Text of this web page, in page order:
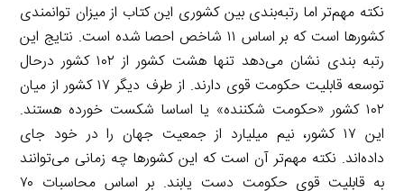
نکته مهم‌تر اما رتبه‌بندی بین کشوری این کتاب از میزان توانمندی
کشورها است که بر اساس ۱۱ شاخص احصا شده است. نتایج این
رتبه بندی نشان می‌دهد تنها هشت کشور از ۱۰۲ کشور درحال
توسعه قابلیت حکومت قوی دارند. از طرف دیگر ۱۷ کشور از میان
۱۰۲ کشور «حکومت شکننده» یا اساسا شکست خورده هستند.
این ۱۷ کشور، نیم میلیارد از جمعیت جهان را در خود جای
داده‌اند. نکته مهم‌تر آن است که این کشورها چه زمانی می‌توانند
به قابلیت قوی حکومت دست یابند. بر اساس محاسبات ۷۰